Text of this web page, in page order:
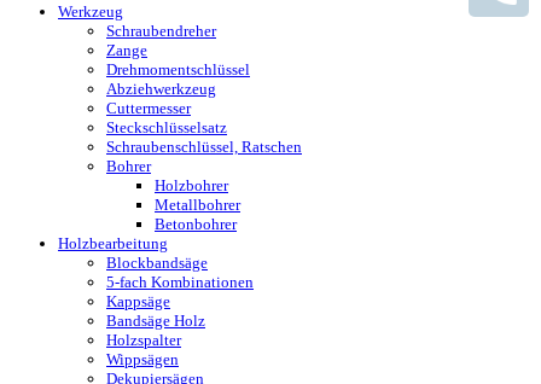
Werkzeug
Schraubendreher
Zange
Drehmomentschlüssel
Abziehwerkzeug
Cuttermesser
Steckschlüsselsatz
Schraubenschlüssel, Ratschen
Bohrer
Holzbohrer
Metallbohrer
Betonbohrer
Holzbearbeitung
Blockbandsäge
5-fach Kombinationen
Kappsäge
Bandsäge Holz
Holzspalter
Wippsägen
Dekupiersägen